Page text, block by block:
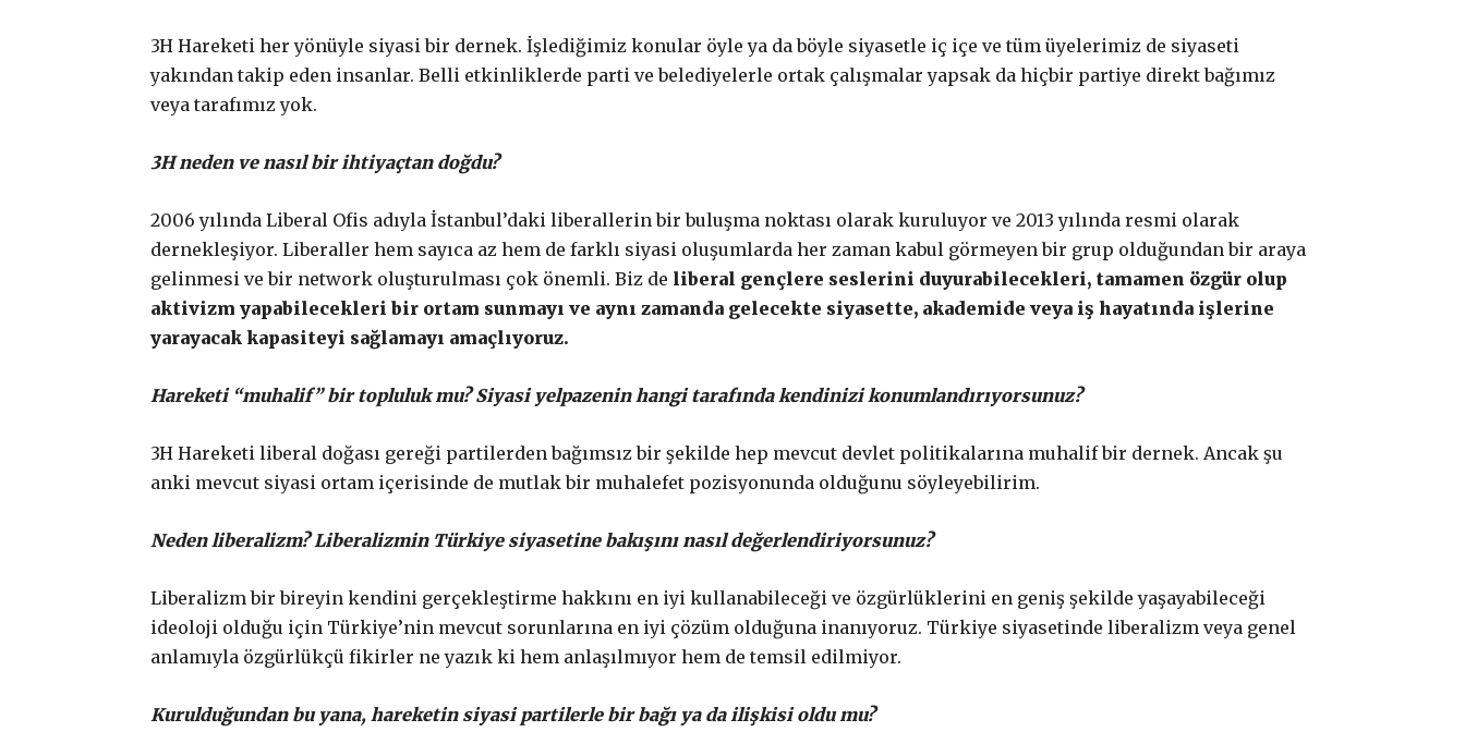
3H Hareketi her yönüyle siyasi bir dernek. İşlediğimiz konular öyle ya da böyle siyasetle iç içe ve tüm üyelerimiz de siyaseti
yakından takip eden insanlar. Belli etkinliklerde parti ve belediyelerle ortak çalışmalar yapsak da hiçbir partiye direkt bağımız
veya tarafımız yok.
3H neden ve nasıl bir ihtiyaçtan doğdu?
2006 yılında Liberal Ofis adıyla İstanbul’daki liberallerin bir buluşma noktası olarak kuruluyor ve 2013 yılında resmi olarak
dernekleşiyor. Liberaller hem sayıca az hem de farklı siyasi oluşumlarda her zaman kabul görmeyen bir grup olduğundan bir araya
gelinmesi ve bir network oluşturulması çok önemli. Biz de liberal gençlere seslerini duyurabilecekleri, tamamen özgür olup
aktivizm yapabilecekleri bir ortam sunmayı ve aynı zamanda gelecekte siyasette, akademide veya iş hayatında işlerine
yarayacak kapasiteyi sağlamayı amaçlıyoruz.
Hareketi “muhalif” bir topluluk mu? Siyasi yelpazenin hangi tarafında kendinizi konumlandırıyorsunuz?
3H Hareketi liberal doğası gereği partilerden bağımsız bir şekilde hep mevcut devlet politikalarına muhalif bir dernek. Ancak şu
anki mevcut siyasi ortam içerisinde de mutlak bir muhalefet pozisyonunda olduğunu söyleyebilirim.
Neden liberalizm? Liberalizmin Türkiye siyasetine bakışını nasıl değerlendiriyorsunuz?
Liberalizm bir bireyin kendini gerçekleştirme hakkını en iyi kullanabileceği ve özgürlüklerini en geniş şekilde yaşayabileceği
ideoloji olduğu için Türkiye’nin mevcut sorunlarına en iyi çözüm olduğuna inanıyoruz. Türkiye siyasetinde liberalizm veya genel
anlamıyla özgürlükçü fikirler ne yazık ki hem anlaşılmıyor hem de temsil edilmiyor.
Kurulduğundan bu yana, hareketin siyasi partilerle bir bağı ya da ilişkisi oldu mu?